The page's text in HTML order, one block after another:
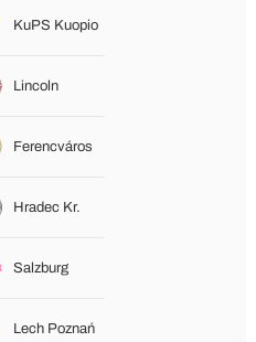
KuPS Kuopio
Lincoln
Ferencváros
Hradec Kr.
Salzburg
Lech Poznań